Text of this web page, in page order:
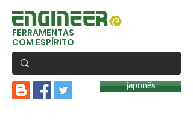
FERRAMENTAS
COM ESPÍRITO
japonês